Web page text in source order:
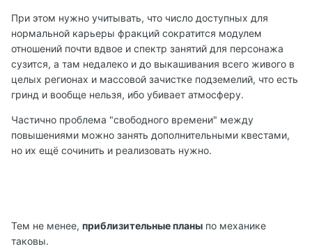
При этом нужно учитывать, что число доступных для
нормальной карьеры фракций сократится модулем
отношений почти вдвое и спектр занятий для персонажа
сузится, а там недалеко и до выкашивания всего живого в
целых регионах и массовой зачистке подземелий, что есть
гринд и вообще нельзя, ибо убивает атмосферу.
Частично проблема "свободного времени" между
повышениями можно занять дополнительными квестами,
но их ещё сочинить и реализовать нужно.
Тем не менее, приблизительные планы по механике
таковы.